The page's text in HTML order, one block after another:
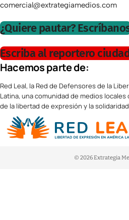
comercial@extrategiamedios.com
¿Quiere pautar?
Escriba al reportero
Hacemos parte de:
Red Leal, la Red de Defensores de la
Latina, una comunidad de medios
de la libertad de expresión y la
© 2026 Extrategia